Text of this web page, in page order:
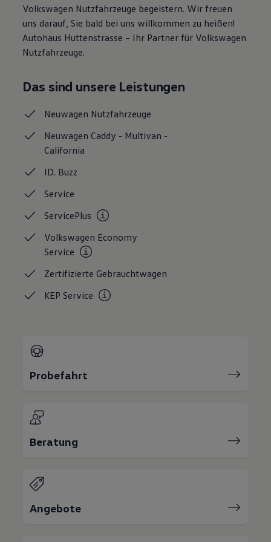
Kostensimulator
Autonomes Fahren
Mehr zum ID. Buzz
Online Beratung
California Welt
Vanlife
California Reisen & Erlebnisse
California Lifestyle & Zubehör
Übernachten im California
Unternehmen
Karriere im Unternehmen
Nachhaltigkeit
Gesellschaft
Natur
Rückblick VW Bus Festival 2023
Bulli Magazin
Fahrzeugabholung ab Werk
Volkswagen Nutzfahrzeuge begeistern. Wir freuen
uns darauf, Sie bald bei uns willkommen zu heißen!
Autohaus Huttenstrasse – Ihr Partner für Volkswagen
Nutzfahrzeuge.
Das sind unsere Leistungen
Neuwagen Nutzfahrzeuge
Neuwagen Caddy - Multivan -
California
ID. Buzz
Service
ServicePlus
Volkswagen Economy
Service
ZertifizierteGebrauchtwagen
KEPService
Probefahrt
Beratung
Angebote